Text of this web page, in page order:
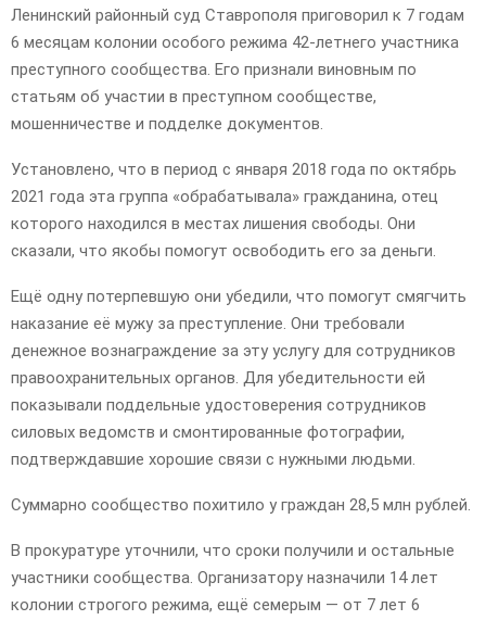
Ленинский районный суд Ставрополя приговорил к 7 годам
6 месяцам колонии особого режима 42-летнего участника
преступного сообщества. Его признали виновным по
статьям об участии в преступном сообществе,
мошенничестве и подделке документов.
Установлено, что в период с января 2018 года по октябрь
2021 года эта группа «обрабатывала» гражданина, отец
которого находился в местах лишения свободы. Они
сказали, что якобы помогут освободить его за деньги.
Ещё одну потерпевшую они убедили, что помогут смягчить
наказание её мужу за преступление. Они требовали
денежное вознаграждение за эту услугу для сотрудников
правоохранительных органов. Для убедительности ей
показывали поддельные удостоверения сотрудников
силовых ведомств и смонтированные фотографии,
подтверждавшие хорошие связи с нужными людьми.
Суммарно сообщество похитило у граждан 28,5 млн рублей.
В прокуратуре уточнили, что сроки получили и остальные
участники сообщества. Организатору назначили 14 лет
колонии строгого режима, ещё семерым — от 7 лет 6